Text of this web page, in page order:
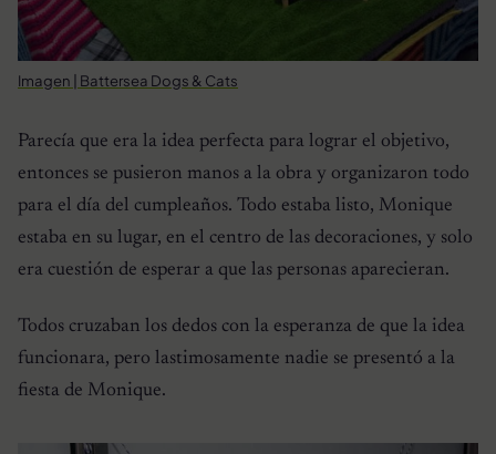
Imagen | Battersea Dogs & Cats
Parecía que era la idea perfecta para lograr el objetivo,
entonces se pusieron manos a la obra y organizaron todo
para el día del cumpleaños. Todo estaba listo, Monique
estaba en su lugar, en el centro de las decoraciones, y solo
era cuestión de esperar a que las personas aparecieran.
Todos cruzaban los dedos con la esperanza de que la idea
funcionara, pero lastimosamente nadie se presentó a la
fiesta de Monique.